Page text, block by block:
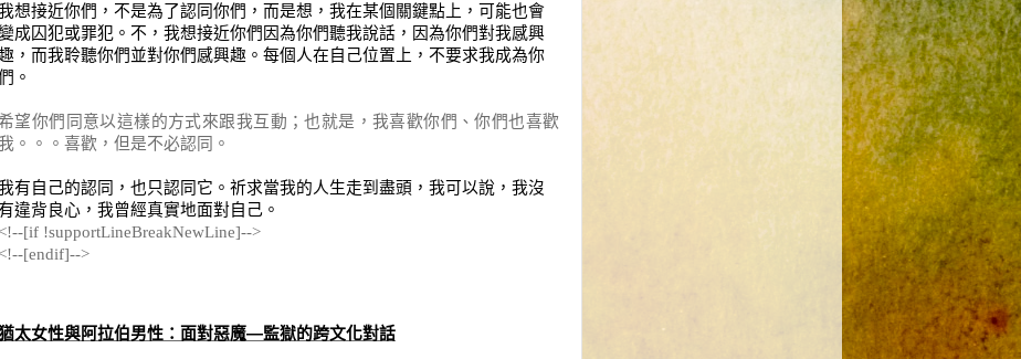
想接近你們，不是為了認同你們，而是想 ， 我在某個關鍵點上，可能也會
成囚犯或罪犯。不，我想接近你們因為你們聽我說話，因為你們對我感興
，而我聆聽你們並對你們感興趣。每個人在自己位置上，不要求我成為你
。
希望你們同意以這樣的方式來跟我互動 ； 也就是，我喜歡你們、你們也喜歡
。。。喜歡，但是不必認同。
有自己的認同，也只認同它。祈求當我的人生走到盡頭，我可以說，我沒
違背良心，我曾經真實地面對自己。
<!--[if !supportLineBreakNewLine]-->
<!--[endif]-->
太女性與阿拉伯男性：面對惡魔—監獄的跨文化對話